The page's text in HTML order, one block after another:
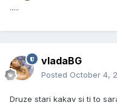
.....
vladaBG
Posted October 4,
Druze stari kakav si ti to